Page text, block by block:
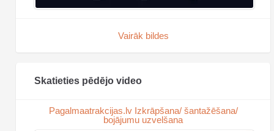
Vairāk bildes
Skatieties pēdējo video
Pagalmaatrakcijas.lv Izkrāpšana/ šantažēšana/
bojājumu uzvelšana